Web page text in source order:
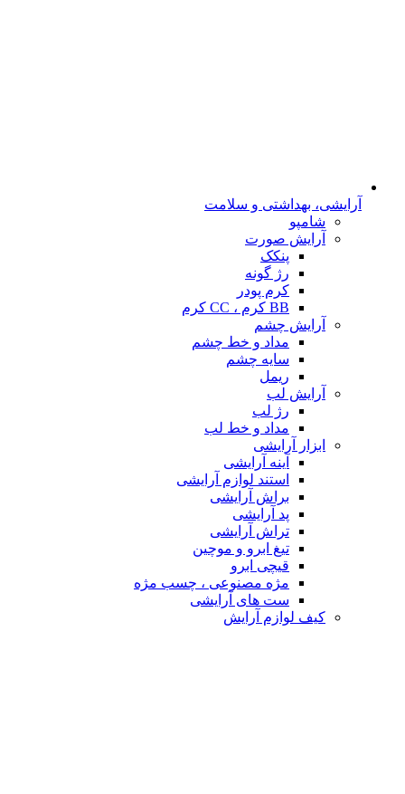
آرایشی، بهداشتی و سلامت
شامپو
آرایش صورت
پنکک
رژ گونه
کرم پودر
BB کرم ، CC کرم
آرایش چشم
مداد و خط چشم
سایه چشم
ریمل
آرایش لب
رژ لب
مداد و خط لب
ابزار آرایشی
آینه آرایشی
استند لوازم آرایشی
براش آرایشی
پد آرایشی
تراش آرایشی
تیغ ابرو و موچین
قیچی ابرو
مژه مصنوعی ، چسب مژه
ست های آرایشی
کیف لوازم آرایش